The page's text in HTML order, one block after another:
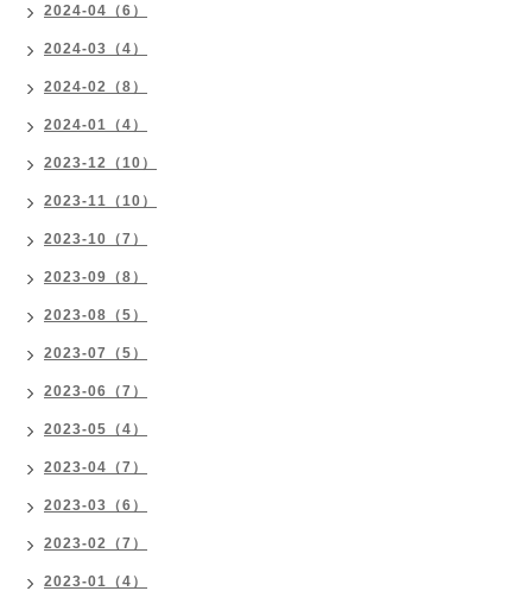
2024-04（6）
2024-03（4）
2024-02（8）
2024-01（4）
2023-12（10）
2023-11（10）
2023-10（7）
2023-09（8）
2023-08（5）
2023-07（5）
2023-06（7）
2023-05（4）
2023-04（7）
2023-03（6）
2023-02（7）
2023-01（4）